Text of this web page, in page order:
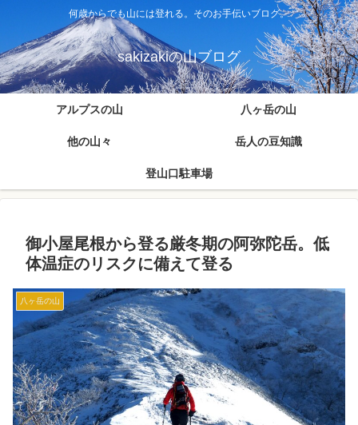
何歳からでも山には登れる。そのお手伝いブログ。
sakizakiの山ブログ
アルプスの山 八ヶ岳の山
他の山々 岳人の豆知識
登山口駐車場
御小屋尾根から登る厳冬期の阿弥陀岳。低
体温症のリスクに備えて登る
八ヶ岳の山